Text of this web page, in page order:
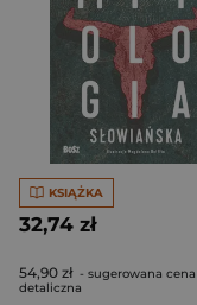
KSIĄŻKA
32,74 zł
54,90 zł - sugerowana cena
detaliczna